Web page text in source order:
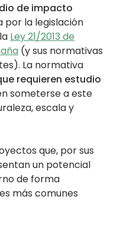
de impacto
por la legislación
Ley 21/2013 de
(y sus normativas
La normativa
requieren estudio
someterse a este
escala y
que, por sus
un potencial
de forma
más comunes